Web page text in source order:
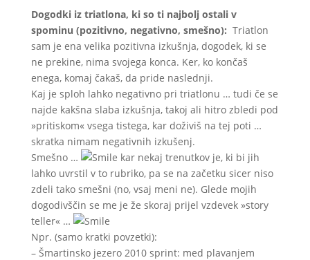
Dogodki iz triatlona, ki so ti najbolj ostali v
spominu (pozitivno, negativno, smešno): Triatlon
sam je ena velika pozitivna izkušnja, dogodek, ki se
ne prekine, nima svojega konca. Ker, ko končaš
enega, komaj čakaš, da pride naslednji.
Kaj je sploh lahko negativno pri triatlonu … tudi če se
najde kakšna slaba izkušnja, takoj ali hitro zbledi pod
»pritiskom« vsega tistega, kar doživiš na tej poti …
skratka nimam negativnih izkušenj.
Smešno …
kar nekaj trenutkov je, ki bi jih
lahko uvrstil v to rubriko, pa se na začetku sicer niso
zdeli tako smešni (no, vsaj meni ne). Glede mojih
dogodivščin se me je že skoraj prijel vzdevek »story
teller« …
Npr. (samo kratki povzetki):
– Šmartinsko jezero 2010 sprint: med plavanjem